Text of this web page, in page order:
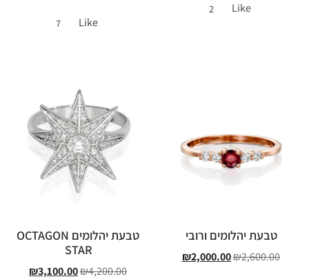
Like
2
Like
7
טבעת יהלומים ורובי
₪2,600.00
₪2,000.00
טבעת יהלומים OCTAGON
STAR
₪4,200.00
₪3,100.00